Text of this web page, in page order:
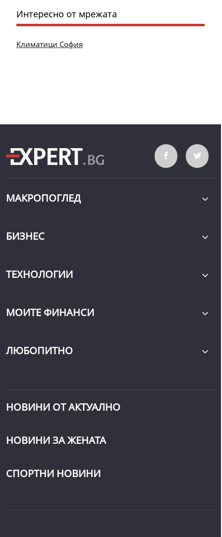
Интересно от мрежата
Климатици София
МАКРОПОГЛЕД
БИЗНЕС
ТЕХНОЛОГИИ
МОИТЕ ФИНАНСИ
ЛЮБОПИТНО
НОВИНИ ОТ АКТУАЛНО
НОВИНИ ЗА ЖЕНАТА
СПОРТНИ НОВИНИ